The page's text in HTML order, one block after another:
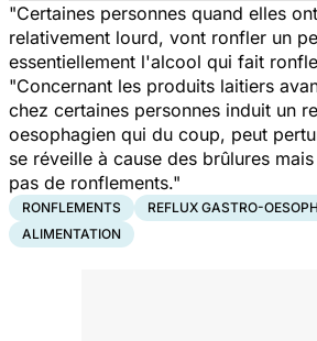
"Certaines personnes quand elles
relativement lourd, vont ronfler un
essentiellement l'alcool qui fait
"Concernant les produits laitiers
chez certaines personnes induit un
oesophagien qui du coup, peut
se réveille à cause des brûlures
pas de ronflements."
RONFLEMENTS
REFLUX GASTRO-
ALIMENTATION